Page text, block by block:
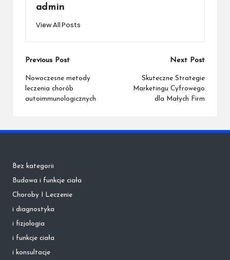
admin
View All Posts
Post
navigation
Previous Post
Nowoczesne metody
leczenia chorób
autoimmunologicznych
Next Post
Skuteczne Strategie
Marketingu Cyfrowego
dla Małych Firm
Bez kategorii
Budowa i funkcje ciała
Choroby I Leczenie
i diagnostyka
i fizjologia
i funkcje ciała
i konsultacje